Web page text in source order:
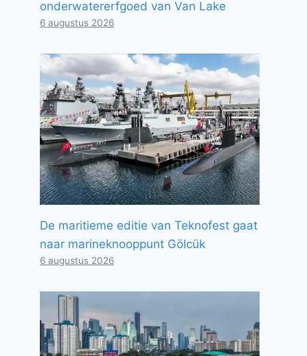
onderwatererfgoed van Van Lake
6 augustus 2026
De maritieme editie van Teknofest gaat
naar marineknooppunt Gölcük
6 augustus 2026